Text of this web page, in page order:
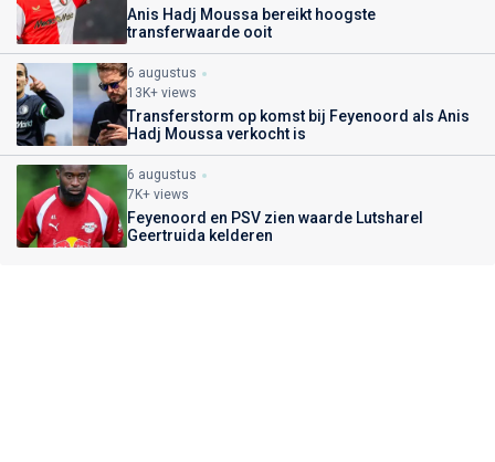
Anis Hadj Moussa bereikt hoogste
transferwaarde ooit
6 augustus
13K+ views
Transferstorm op komst bij Feyenoord als Anis
Hadj Moussa verkocht is
6 augustus
7K+ views
Feyenoord en PSV zien waarde Lutsharel
Geertruida kelderen